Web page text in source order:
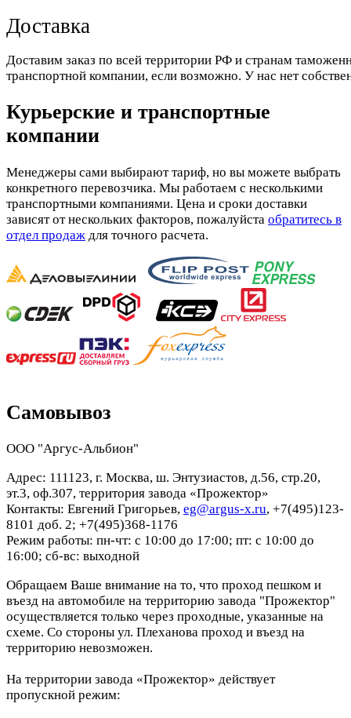
Доставка
Доставим заказ по всей территории РФ и странам
транспортной компании, если возможно. У нас нет
Курьерские и транспортные
компании
Менеджеры сами выбирают тариф, но вы можете выбрать
конкретного перевозчика. Мы работаем с несколькими
транспортными компаниями. Цена и сроки доставки
зависят от нескольких факторов, пожалуйста обратитесь в
отдел продаж для точного расчета.
Самовывоз
ООО "Аргус-Альбион"
Адрес: 111123, г. Москва, ш. Энтузиастов, д.56, стр.20,
эт.3, оф.307, территория завода «Прожектор»
Контакты: Евгений Григорьев, eg@argus-x.ru, +7(495)123-
8101 доб. 2; +7(495)368-1176
Режим работы: пн-чт: с 10:00 до 17:00; пт: с 10:00 до
16:00; сб-вс: выходной
Обращаем Ваше внимание на то, что проход пешком и
въезд на автомобиле на территорию завода "Прожектор"
осуществляется только через проходные, указанные на
схеме. Со стороны ул. Плеханова проход и въезд на
территорию невозможен.
На территории завода «Прожектор» действует
пропускной режим: